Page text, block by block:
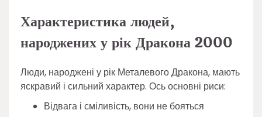
Характеристика людей,
народжених у рік Дракона 2000
Люди, народжені у рік Металевого Дракона, мають
яскравий і сильний характер. Ось основні риси:
Відвага і сміливість, вони не бояться